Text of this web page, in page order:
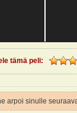
tämä peli:
arpoi sinulle